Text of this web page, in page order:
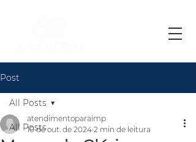
Post
All Posts
All Posts
atendimentoparaimp
10 de out. de 2024 2 min de leitura